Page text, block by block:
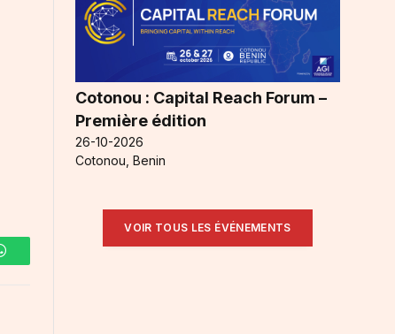
Cotonou : Capital Reach Forum –
Première édition
26-10-2026
Cotonou, Benin
VOIR TOUS LES ÉVÉNEMENTS